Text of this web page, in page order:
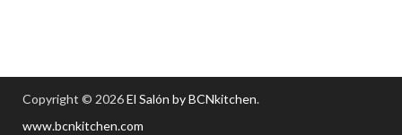
Copyright © 2026El Salón by BCNkitchen.
www.bcnkitchen.com